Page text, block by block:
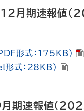
期速報値（
形式：175KB）
形式：28KB）
速報値（2023